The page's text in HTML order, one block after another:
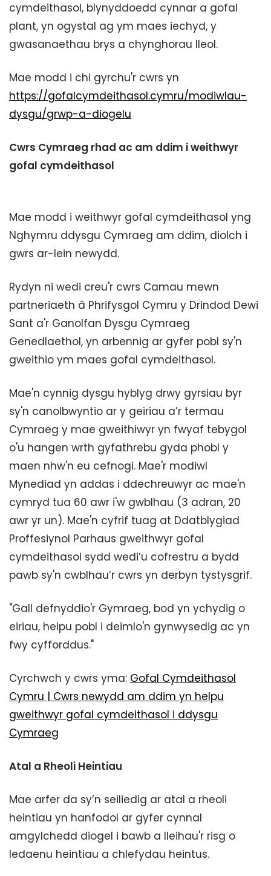
cymdeithasol, blynyddoedd cynnar a gofal
plant, yn ogystal ag ym maes iechyd, y
gwasanaethau brys a chynghorau lleol.
Mae modd i chi gyrchu'r cwrs yn
https://gofalcymdeithasol.cymru/modiwlau-
dysgu/grwp-a-diogelu
Cwrs Cymraeg rhad ac am ddim i weithwyr
gofal cymdeithasol
Mae modd i weithwyr gofal cymdeithasol yng
Nghymru ddysgu Cymraeg am ddim, diolch i
gwrs ar-lein newydd.
Rydyn ni wedi creu'r cwrs Camau mewn
partneriaeth â Phrifysgol Cymru y Drindod Dewi
Sant a'r Ganolfan Dysgu Cymraeg
Genedlaethol, yn arbennig ar gyfer pobl sy'n
gweithio ym maes gofal cymdeithasol.
Mae'n cynnig dysgu hyblyg drwy gyrsiau byr
sy'n canolbwyntio ar y geiriau a’r termau
Cymraeg y mae gweithiwyr yn fwyaf tebygol
o'u hangen wrth gyfathrebu gyda phobl y
maen nhw'n eu cefnogi. Mae'r modiwl
Mynediad yn addas i ddechreuwyr ac mae'n
cymryd tua 60 awr i'w gwblhau (3 adran, 20
awr yr un). Mae'n cyfrif tuag at Ddatblygiad
Proffesiynol Parhaus gweithwyr gofal
cymdeithasol sydd wedi’u cofrestru a bydd
pawb sy'n cwblhau’r cwrs yn derbyn tystysgrif.
"Gall defnyddio'r Gymraeg, bod yn ychydig o
eiriau, helpu pobl i deimlo'n gynwysedig ac yn
fwy cyfforddus."
Cyrchwch y cwrs yma: Gofal Cymdeithasol
Cymru | Cwrs newydd am ddim yn helpu
gweithwyr gofal cymdeithasol i ddysgu
Cymraeg
Atal a Rheoli Heintiau
Mae arfer da sy’n seiliedig ar atal a rheoli
heintiau yn hanfodol ar gyfer cynnal
amgylchedd diogel i bawb a lleihau'r risg o
ledaenu heintiau a chlefydau heintus.